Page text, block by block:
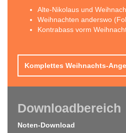
Alte-Nikolaus und
Weihnachten anderswo
Kontrabass vorm
Komplettes Weihnachts-
Downloadbereich
Noten-Download